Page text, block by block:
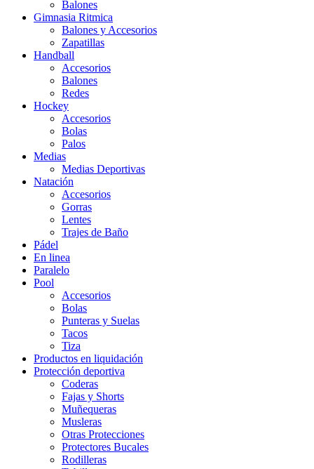
Balones
Gimnasia Ritmica
Balones y Accesorios
Zapatillas
Handball
Accesorios
Balones
Redes
Hockey
Accesorios
Bolas
Palos
Medias
Medias Deportivas
Natación
Accesorios
Gorras
Lentes
Trajes de Baño
Pádel
En linea
Paralelo
Pool
Accesorios
Bolas
Punteras y Suelas
Tacos
Tiza
Productos en liquidación
Protección deportiva
Coderas
Fajas y Shorts
Muñequeras
Musleras
Otras Protecciones
Protectores Bucales
Rodilleras